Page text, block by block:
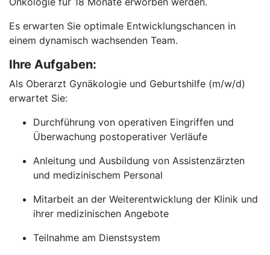
Es erwarten Sie optimale Entwicklungschancen in
einem dynamisch wachsenden Team.
Ihre Aufgaben:
Als Oberarzt Gynäkologie und Geburtshilfe (m/w/d)
erwartet Sie:
Durchführung von operativen Eingriffen und
Überwachung postoperativer Verläufe
Anleitung und Ausbildung von Assistenzärzten
und medizinischem Personal
Mitarbeit an der Weiterentwicklung der Klinik und
ihrer medizinischen Angebote
Teilnahme am Dienstsystem